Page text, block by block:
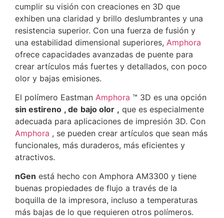
cumplir su visión con creaciones en 3D que
exhiben una claridad y brillo deslumbrantes y una
resistencia superior. Con una fuerza de fusión y
una estabilidad dimensional superiores, Amphora
ofrece capacidades avanzadas de puente para
crear artículos más fuertes y detallados, con poco
olor y bajas emisiones.
El polímero Eastman Amphora ™ 3D es una opción
sin estireno , de bajo olor , que es especialmente
adecuada para aplicaciones de impresión 3D. Con
Amphora , se pueden crear artículos que sean más
funcionales, más duraderos, más eficientes y
atractivos.
nGen está hecho con Amphora AM3300 y tiene
buenas propiedades de flujo a través de la
boquilla de la impresora, incluso a temperaturas
más bajas de lo que requieren otros polímeros.